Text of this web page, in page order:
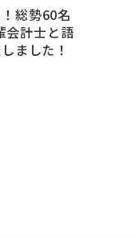
総勢60名
会計士と語
ました！